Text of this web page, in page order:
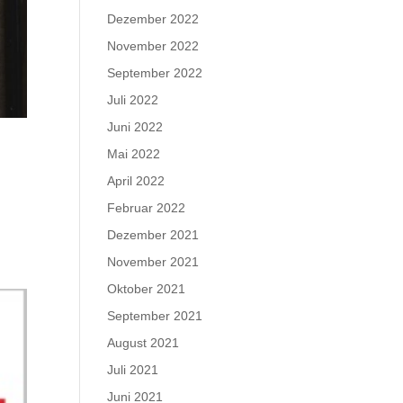
Dezember 2022
November 2022
September 2022
Juli 2022
Juni 2022
Mai 2022
April 2022
Februar 2022
Dezember 2021
November 2021
Oktober 2021
September 2021
August 2021
Juli 2021
Juni 2021